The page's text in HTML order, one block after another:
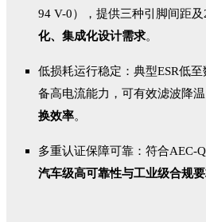
94 V-0），提供三种引脚间距及
化、集成化设计需求。
低损耗运行稳定：典型ESR低
备高电流能力，可有效滤波降温
换效率。
多重认证保障可靠：符合AEC-
汽车级高可靠性与工业级合规